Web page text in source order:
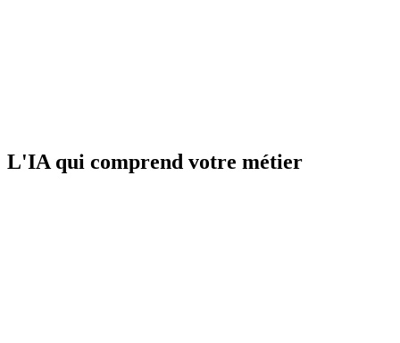
L'IA qui comprend votre métier